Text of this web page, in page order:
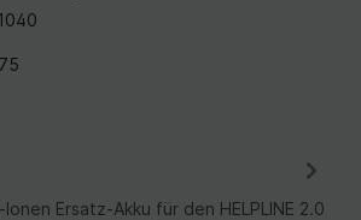
Ersatz-Akku für den HELPLINE 2.0